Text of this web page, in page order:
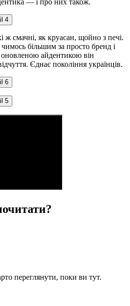
ж смачні, як круасан, щойно з печі.
більшим за просто бренд і
айдентикою він
Єднає покоління українців.
переглянути, поки ви тут.